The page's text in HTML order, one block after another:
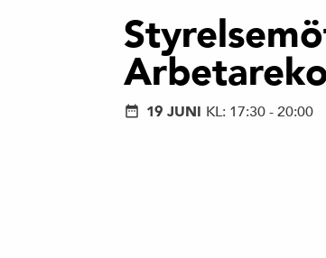
19 JUNI KL: 17:30 - 20:00